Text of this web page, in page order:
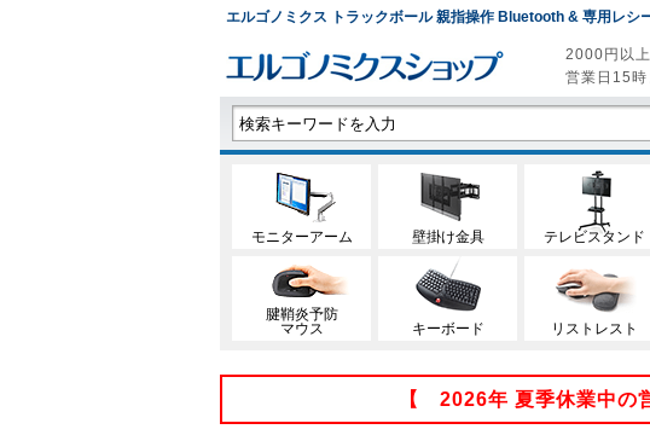
エルゴノミクス トラックボール 親指操作 Bluetooth & 専用レ
2000円以
営業日15
モニターアーム 壁掛け金具 テレビスタンド
腱鞘炎予防
マウス
キーボード リストレスト
【 2026年 夏季休業中の